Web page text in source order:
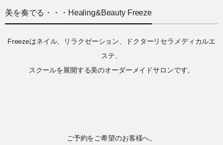
美を奏でる・・・Healing&Beauty Freeze
Freezeはネイル、リラクゼーション、ドクターリセラメディカルエ
ステ、
スクールを展開する美のオーダーメイドサロンです。
ご予約をご希望のお客様へ。